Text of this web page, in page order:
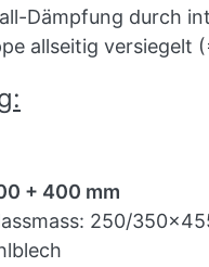
Dämpfung durch
allseitig versiegelt
+ 400 mm
250/